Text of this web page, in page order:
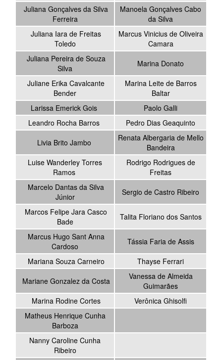
Juliana Gonçalves da Silva
Ferreira
Manoela Gonçalves Cabo
da Silva
Juliana Iara de Freitas
Toledo
Marcus Vinicius de Oliveira
Camara
Juliana Pereira de Souza
Silva
Marina Donato
Juliane Erika Cavalcante
Bender
Marina Leite de Barros
Baltar
Larissa Emerick Gois
Paolo Galli
Leandro Rocha Barros
Pedro Dias Geaquinto
Livia Brito Jambo
Renata Albergaria de Mello
Bandeira
Luise Wanderley Torres
Ramos
Rodrigo Rodrigues de
Freitas
Marcelo Dantas da Silva
Júnior
Sergio de Castro Ribeiro
Marcos Felipe Jara Casco
Bade
Talita Floriano dos Santos
Marcus Hugo Sant Anna
Cardoso
Tássia Faria de Assis
Mariana Souza Carneiro
Thayse Ferrari
Mariane Gonzalez da Costa
Vanessa de Almeida
Guimarães
Marina Rodine Cortes
Verônica Ghisolfi
Matheus Henrique Cunha
Barboza
Nanny Caroline Cunha
Ribeiro